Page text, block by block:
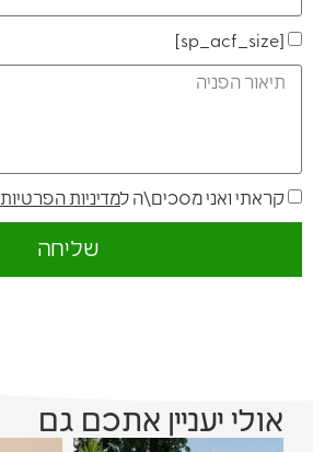
[sp_acf_size]
קראתי ואני מסכים\ה למדיניות הפרטיות
שליחה
אולי יעניין אתכם גם